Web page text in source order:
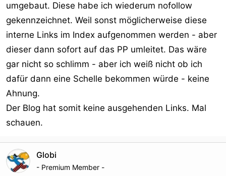
umgebaut. Diese habe ich wiederum nofollow
gekennzeichnet. Weil sonst möglicherweise diese
interne Links im Index aufgenommen werden - aber
dieser dann sofort auf das PP umleitet. Das wäre
gar nicht so schlimm - aber ich weiß nicht ob ich
dafür dann eine Schelle bekommen würde - keine
Ahnung.
Der Blog hat somit keine ausgehenden Links. Mal
schauen.
Globi
- Premium Member -